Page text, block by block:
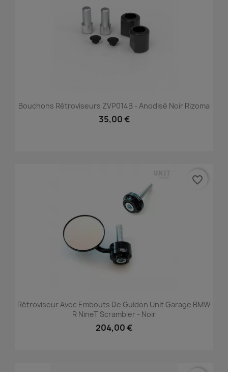
Bouchons Rétroviseurs ZVP014B - Anodisé Noir Rizoma
35,00 €
Rétroviseur Avec Embouts De Guidon Unit Garage BMW
R NineT Scrambler - Noir
204,00 €
favorite_border